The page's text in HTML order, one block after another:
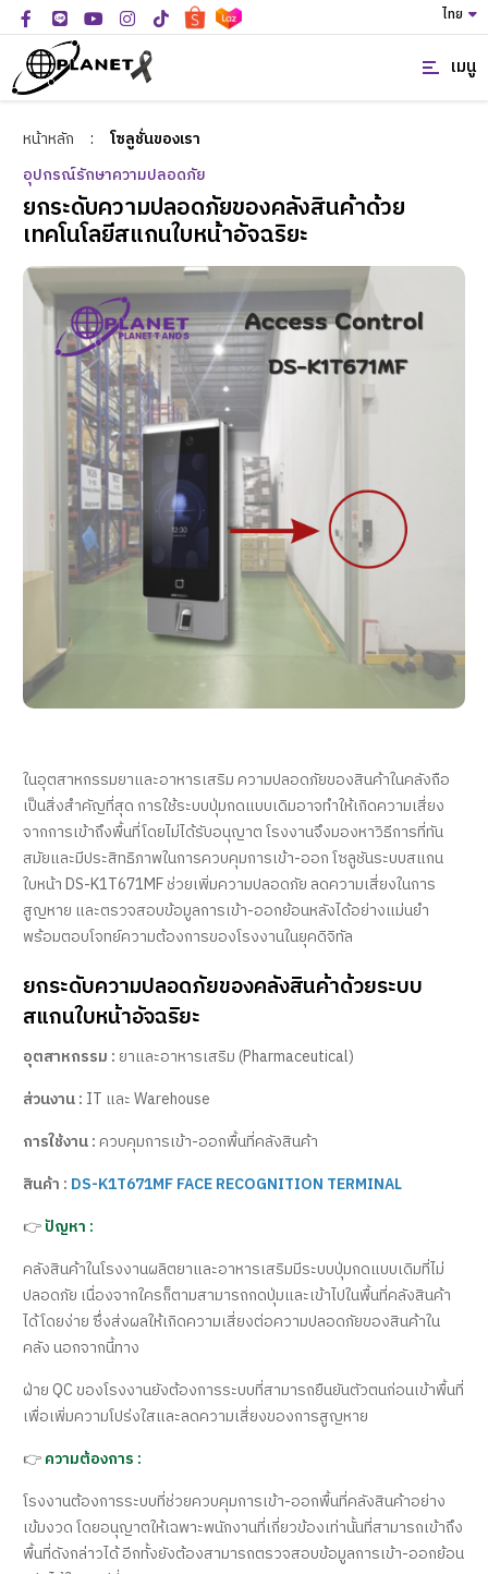
ไทย
เมนู
หน้าหลัก :
โซลูชั่นของเรา
อุปกรณ์รักษาความปลอดภัย
ยกระดับความปลอดภัยของคลังสินค้าด้วย
เทคโนโลยีสแกนใบหน้าอัจฉริยะ
ในอุตสาหกรรมยาและอาหารเสริม ความปลอดภัยของสินค้าในคลังถือ
เป็นสิ่งสำคัญที่สุด การใช้ระบบปุ่มกดแบบเดิมอาจทำให้เกิดความเสี่ยง
จากการเข้าถึงพื้นที่โดยไม่ได้รับอนุญาต โรงงานจึงมองหาวิธีการที่ทัน
สมัยและมีประสิทธิภาพในการควบคุมการเข้า-ออก โซลูชันระบบสแกน
ใบหน้า DS-K1T671MF ช่วยเพิ่มความปลอดภัย ลดความเสี่ยงในการ
สูญหาย และตรวจสอบข้อมูลการเข้า-ออกย้อนหลังได้อย่างแม่นยำ
พร้อมตอบโจทย์ความต้องการของโรงงานในยุคดิจิทัล
ยกระดับความปลอดภัยของคลังสินค้าด้วยระบบ
สแกนใบหน้าอัจฉริยะ
อุตสาหกรรม : ยาและอาหารเสริม (Pharmaceutical)
ส่วนงาน : IT และ Warehouse
การใช้งาน :ควบคุมการเข้า-ออกพื้นที่คลังสินค้า
สินค้า : DS-K1T671MF FACE RECOGNITION TERMINAL
👉ปัญหา :
คลังสินค้าในโรงงานผลิตยาและอาหารเสริมมีระบบปุ่มกดแบบเดิมที่ไม่
ปลอดภัย เนื่องจากใครก็ตามสามารถกดปุ่มและเข้าไปในพื้นที่คลังสินค้า
ได้โดยง่าย ซึ่งส่งผลให้เกิดความเสี่ยงต่อความปลอดภัยของสินค้าใน
คลัง นอกจากนี้ทาง
ฝ่าย QC ของโรงงานยังต้องการระบบที่สามารถยืนยันตัวตนก่อนเข้าพื้นที่
เพื่อเพิ่มความโปร่งใสและลดความเสี่ยงของการสูญหาย
👉ความต้องการ :
โรงงานต้องการระบบที่ช่วยควบคุมการเข้า-ออกพื้นที่คลังสินค้าอย่าง
เข้มงวด โดยอนุญาตให้เฉพาะพนักงานที่เกี่ยวข้องเท่านั้นที่สามารถเข้าถึง
พื้นที่ดังกล่าวได้ อีกทั้งยังต้องสามารถตรวจสอบข้อมูลการเข้า-ออกย้อน